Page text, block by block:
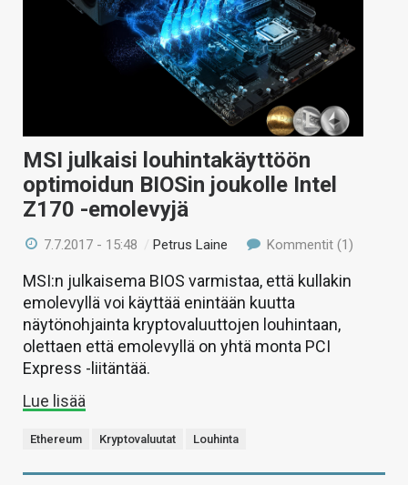
MSI julkaisi louhintakäyttöön
optimoidun BIOSin joukolle Intel
Z170 -emolevyjä
7.7.2017 - 15:48 /Petrus Laine Kommentit (1)
MSI:n julkaisema BIOS varmistaa, että kullakin
emolevyllä voi käyttää enintään kuutta
näytönohjainta kryptovaluuttojen louhintaan,
olettaen että emolevyllä on yhtä monta PCI
Express -liitäntää.
Lue lisää
Ethereum Kryptovaluutat Louhinta